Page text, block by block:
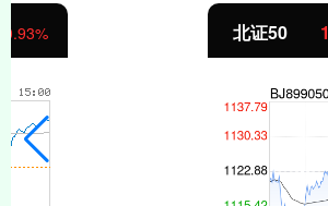
1134.24 11.37